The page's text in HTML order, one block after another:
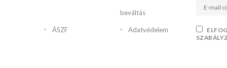
beváltás
ÁSZF Adatvédelem